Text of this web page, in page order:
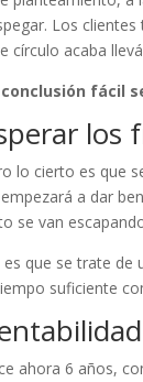
Los
círculo acaba
conclusión fácil
los
lo cierto es que
a dar
se van
es que se trate de
suficiente
ahora 6 años,